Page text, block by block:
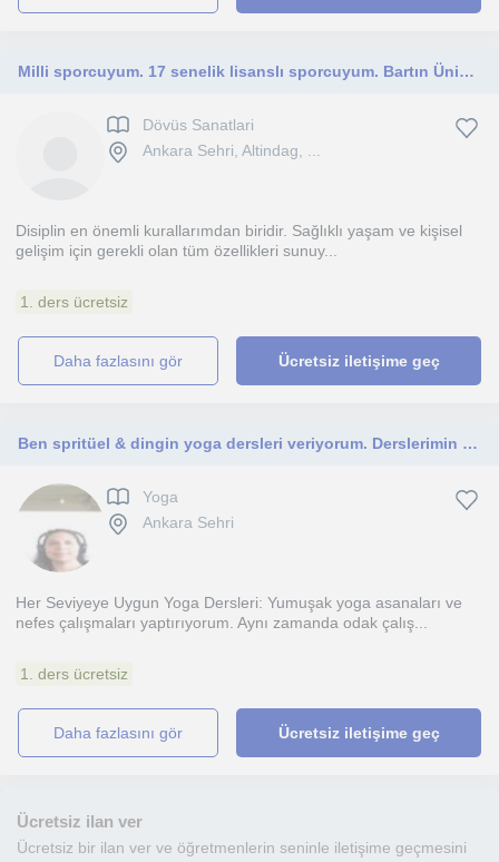
Milli sporcuyum. 17 senelik lisanslı sporcuyum. Bartın Üniversitesi spor bilimleri fakültesi antrenörlük bölümü mezunuyum.
Dövüs Sanatlari
Ankara Sehri, Altindag, ...
Disiplin en önemli kurallarımdan biridir. Sağlıklı yaşam ve kişisel
gelişim için gerekli olan tüm özellikleri sunuy...
1. ders ücretsiz
daha fazlasını gör Ücretsiz iletişime geç
Ben spritüel & dingin yoga dersleri veriyorum. Derslerimin sonunda öğrencilerin dinginleştiği görülüyor.
Yoga
Ankara Sehri
Her Seviyeye Uygun Yoga Dersleri: Yumuşak yoga asanaları ve
nefes çalışmaları yaptırıyorum. Aynı zamanda odak çalış...
1. ders ücretsiz
daha fazlasını gör Ücretsiz iletişime geç
Ücretsiz ilan ver
Ücretsiz bir ilan ver ve öğretmenlerin seninle iletişime geçmesini